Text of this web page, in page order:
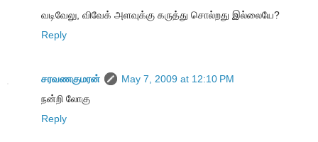
வடிவேலு, விவேக் அளவுக்கு கருத்து சொல்றது இல்லையே?
Reply
சரவணகுமரன்
May 7, 2009 at 12:10 PM
நன்றி லோகு
Reply